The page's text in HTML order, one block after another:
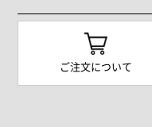
ご注文について